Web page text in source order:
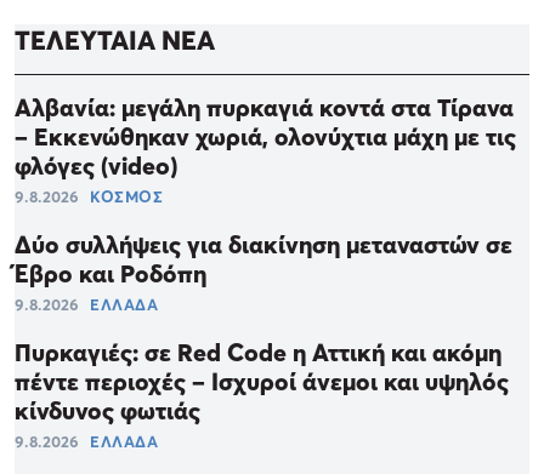
ΤΕΛΕΥΤΑΙΑ ΝΕΑ
Αλβανία: μεγάλη πυρκαγιά κοντά στα Τίρανα
– Εκκενώθηκαν χωριά, ολονύχτια μάχη με τις
φλόγες (video)
9.8.2026 ΚΟΣΜΟΣ
Δύο συλλήψεις για διακίνηση μεταναστών σε
Έβρο και Ροδόπη
9.8.2026 ΕΛΛΑΔΑ
Πυρκαγιές: σε Red Code η Αττική και ακόμη
πέντε περιοχές – Ισχυροί άνεμοι και υψηλός
κίνδυνος φωτιάς
9.8.2026 ΕΛΛΑΔΑ